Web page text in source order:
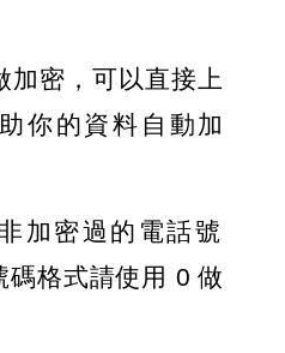
加密，可以直接上
你的資料自動加
加密過的電話號
碼格式請使用 0 做